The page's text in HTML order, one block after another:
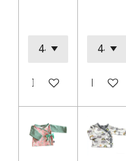
In winkelwagenBekijk